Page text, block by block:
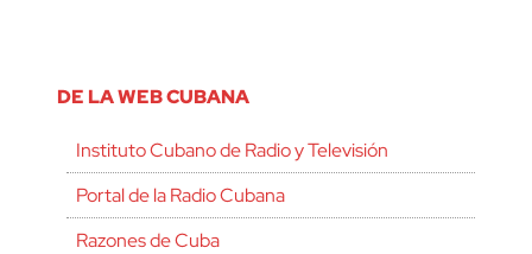
DE LA WEB CUBANA
Instituto Cubano de Radio y Televisión
Portal de la Radio Cubana
Razones de Cuba